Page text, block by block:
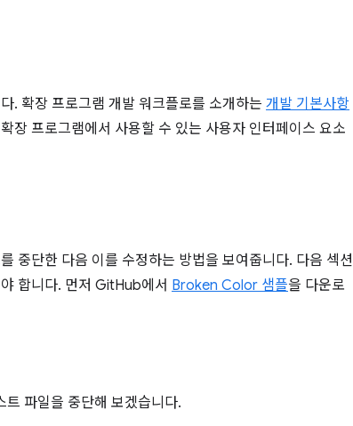
. 확장 프로그램 개발 워크플로를 소개하는 개발 기본사항
장 프로그램에서 사용할 수 있는 사용자 인터페이스 요소
중단한 다음 이를 수정하는 방법을 보여줍니다. 다음 섹션
합니다. 먼저 GitHub에서 Broken Color 샘플을 다운로
트 파일을 중단해 보겠습니다.